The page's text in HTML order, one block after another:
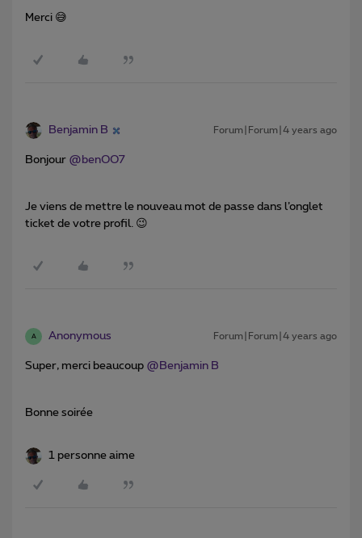
Merci 😅
Benjamin B Forum|Forum|4 years ago
Bonjour @benOO7
Je viens de mettre le nouveau mot de passe dans l’onglet
ticket de votre profil. 😉
A Anonymous Forum|Forum|4 years ago
Super, merci beaucoup @Benjamin B
Bonne soirée
1 personne aime